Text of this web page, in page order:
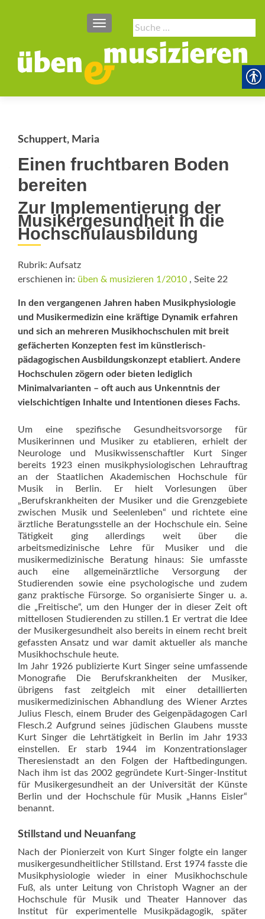
Suche
nach:
SCHALTE NAVIGATION
Schuppert, Maria
Einen fruchtbaren Boden
bereiten
Zur Implementierung der
Musikergesundheit in die
Hochschulausbildung
Rubrik: Aufsatz
erschienen in: üben & musizieren 1/2010 , Seite 22
In den vergangenen Jahren haben Musikphysiologie
und Musiker­medizin eine kräftige Dynamik erfahren
und sich an mehreren Musikhochschulen mit breit
gefächerten Konzepten fest im künstlerisch-
pädagogischen Ausbildungs­konzept etabliert. Andere
Hoch­schulen zögern oder bieten lediglich
Minimalvarianten – oft auch aus Unkenntnis der
vielschichtigen Inhalte und Intentionen dieses Fachs.
Um eine spezifische Gesundheitsvorsorge für
Musikerinnen und Musiker zu etablieren, erhielt der
Neurologe und Musikwissenschaftler Kurt Singer
bereits 1923 einen musikphysiologischen Lehrauftrag
an der Staatlichen Akademischen Hochschule für
Musik in Berlin. Er hielt Vorlesungen über
„Berufskrankheiten der Musiker und die Grenzgebiete
zwischen Musik und Seelenleben“ und richtete eine
ärztliche Beratungsstelle an der Hochschule ein. Seine
Tätigkeit ging allerdings weit über die
arbeitsmedizinische Lehre für Musiker und die
musikermedizinische Beratung hinaus: Sie umfasste
auch eine allgemeinärztliche Versorgung der
Studierenden sowie eine psychologische und zudem
ganz praktische Fürsorge. So organisierte Singer u. a.
die „Freitische“, um den Hunger der in dieser Zeit oft
mittellosen Studierenden zu stillen.1 Er vertrat die Idee
der Musikergesundheit also bereits in einem recht breit
gefassten Ansatz und war damit aktueller als manche
Musikhochschule heute.
Im Jahr 1926 publizierte Kurt Singer seine umfassende
Monografie Die Berufskrankheiten der Musiker,
übrigens fast zeitgleich mit einer detaillierten
musikermedizinischen Abhandlung des Wiener Arztes
Julius Flesch, einem Bruder des Geigenpädagogen Carl
Flesch.2 Aufgrund seines jüdischen Glaubens musste
Kurt Singer die Lehrtätigkeit in Berlin im Jahr 1933
einstellen. Er starb 1944 im Konzentrationslager
Theresienstadt an den Folgen der Haftbedingungen.
Nach ihm ist das 2002 gegründete Kurt-Singer-Institut
für Musikergesundheit an der Universität der Künste
Berlin und der Hochschule für Musik „Hanns Eisler“
benannt.
Stillstand und ­Neuanfang
Nach der Pionierzeit von Kurt Singer folgte ein langer
musikergesundheitlicher Stillstand. Erst 1974 fasste die
Musikphysiologie wieder in einer Musikhochschule
Fuß, als unter Leitung von Christoph Wagner an der
Hochschule für Musik und Theater Hannover das
Institut für experimentelle Musikpädagogik, später